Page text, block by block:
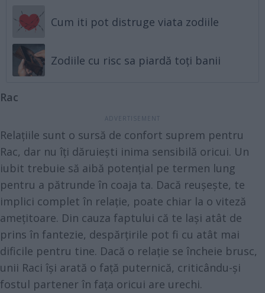
Cum iti pot distruge viata zodiile
Zodiile cu risc sa piardă toți banii
Rac
Relațiile sunt o sursă de confort suprem pentru
Rac, dar nu îți dăruiești inima sensibilă oricui. Un
iubit trebuie să aibă potențial pe termen lung
pentru a pătrunde în coaja ta. Dacă reușește, te
implici complet în relație, poate chiar la o viteză
amețitoare. Din cauza faptului că te lași atât de
prins în fantezie, despărțirile pot fi cu atât mai
dificile pentru tine. Dacă o relație se încheie brusc,
unii Raci își arată o față puternică, criticându-și
fostul partener în fața oricui are urechi.